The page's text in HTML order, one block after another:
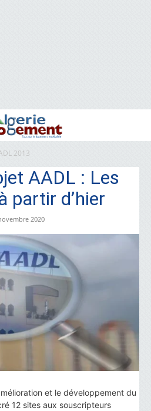
2013
AADL : Les
partir d’hier
2020
et le développement du
12 sites aux souscripteurs